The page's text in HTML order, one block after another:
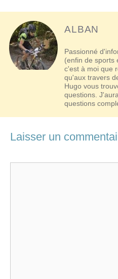
ALBAN
Passionné
(enfin de sports
c'est à moi que
qu'aux travers
Hugo vous
questions.
questions
Laisser un